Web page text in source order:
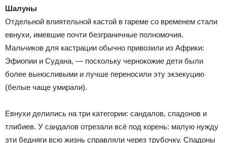
Шалуны
Отдельной влиятельной кастой в гареме со временем стали
евнухи, имевшие почти безграничные полномочия.
Мальчиков для кастрации обычно привозили из Африки:
Эфиопии и Судана, — поскольку чернокожие дети были
более выносливыми и лучше переносили эту экзекуцию
(белые чаще умирали).
Евнухи делились на три категории: сандалов, спадонов и
тлибиев. У сандалов отрезали всё под корень: малую нужду
эти бедняги всю жизнь справляли через трубочку. Спадоны